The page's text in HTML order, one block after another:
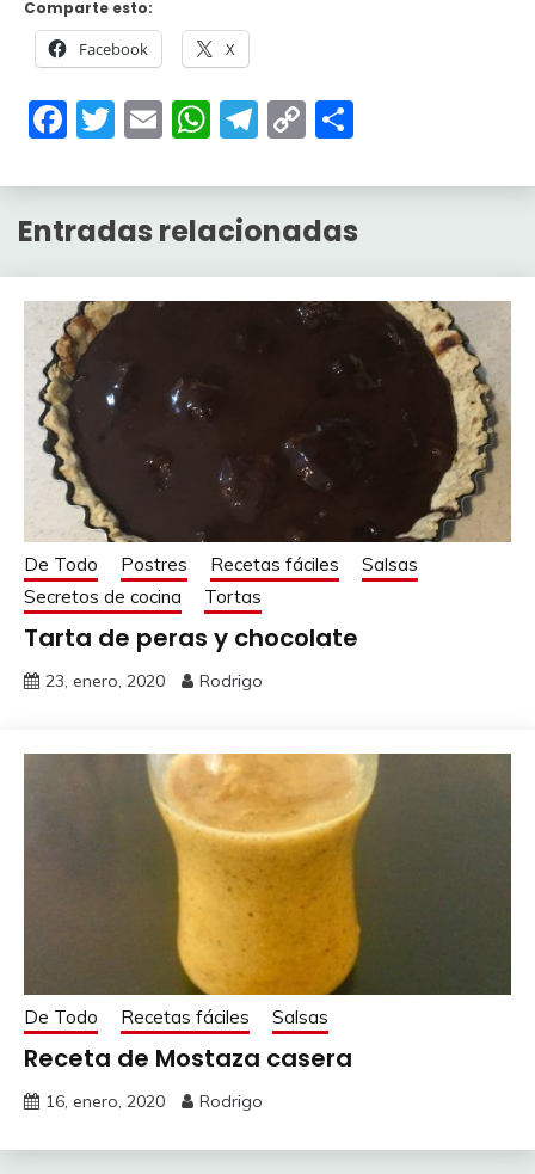
Comparte esto:
Facebook X
Facebook
Twitter
EmailWhatsApp
Telegram
Copy
Entradas relacionadas
De Todo Postres Recetas fáciles
Salsas
Secretos de cocina
Tortas
Tarta de peras y chocolate
23, enero, 2020 Rodrigo
De Todo Recetas fáciles Salsas
Receta de Mostaza casera
16, enero, 2020 Rodrigo